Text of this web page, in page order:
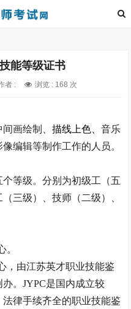
能等级证书
者 : 浏览 : 168 次
间画绘制、描线上色、音乐
像编辑等制作工作的人员。
个等级。分别为初级工（五
三级）、技师（二级）、
。
，由江苏英才职业技能鉴
办。JYPC是国内成立较
律手续齐全的职业技能鉴